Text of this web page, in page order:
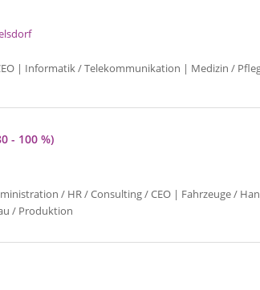
| Informatik / Telekommunikation | Medizin /
- 100 %)
/ HR / Consulting / CEO | Fahrzeuge /
/ Produktion